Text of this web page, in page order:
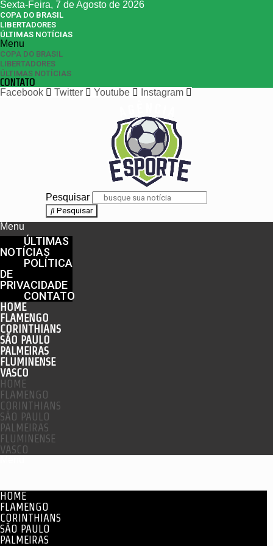
Sexta-Feira, 7 de Agosto de 2026
COPA DO BRASIL
LIBERTADORES
ÚLTIMAS NOTÍCIAS
Menu
COPA DO BRASIL
LIBERTADORES
ÚLTIMAS NOTÍCIAS
CONTATO
Facebook
Twitter Youtube Instagram
Pesquisar
Pesquisar
Menu
ÚLTIMAS
NOTÍCIAS
POLÍTICA
DE
PRIVACIDADE
CONTATO
HOME
FLAMENGO
CORINTHIANS
SÃO PAULO
PALMEIRAS
FLUMINENSE
VASCO
HOME
FLAMENGO
CORINTHIANS
SÃO PAULO
PALMEIRAS
FLUMINENSE
VASCO
HOME
FLAMENGO
CORINTHIANS
SÃO PAULO
PALMEIRAS